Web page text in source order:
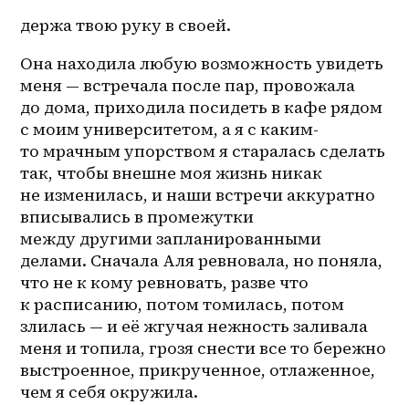
держа твою руку в своей.
Она находила любую возможность увидеть
меня — встречала после пар, провожала
до дома, приходила посидеть в кафе рядом
с моим университетом, а я с каким-
то мрачным упорством я старалась сделать
так, чтобы внешне моя жизнь никак
не изменилась, и наши встречи аккуратно
вписывались в промежутки
между другими запланированными
делами. Сначала Аля ревновала, но поняла,
что не к кому ревновать, разве что
к расписанию, потом томилась, потом
злилась — и её жгучая нежность заливала
меня и топила, грозя снести все то бережно
выстроенное, прикрученное, отлаженное,
чем я себя окружила.